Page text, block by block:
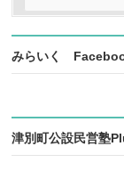
みらいく
津別町公設民営